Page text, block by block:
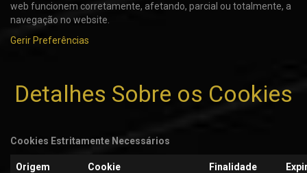
web funcionem corretamente, afetando, parcial ou totalmente, a
navegação no website.
Gerir Preferências
Detalhes Sobre os Cookies
Cookies Estritamente Necessários
Origem Cookie Finalidade